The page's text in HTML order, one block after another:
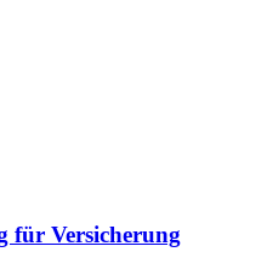
für Versicherung